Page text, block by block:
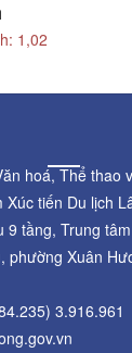
1,02
hoá, Thể thao
Xúc tiến Du lịch
9 tầng, Trung
phường Xuân
3.916.961